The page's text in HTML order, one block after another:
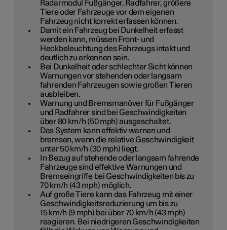
Radarmodul Fußgänger, Radfahrer, größere
Tiere oder Fahrzeuge vor dem eigenen
Fahrzeug nicht korrekt erfassen können.
Damit ein Fahrzeug bei Dunkelheit erfasst
werden kann, müssen Front- und
Heckbeleuchtung des Fahrzeugs intakt und
deutlich zu erkennen sein.
Bei Dunkelheit oder schlechter Sicht können
Warnungen vor stehenden oder langsam
fahrenden Fahrzeugen sowie großen Tieren
ausbleiben.
Warnung und Bremsmanöver für Fußgänger
und Radfahrer sind bei Geschwindigkeiten
über80 km/h (50 mph) ausgeschaltet.
Das System kann effektiv warnen und
bremsen, wenn die relative Geschwindigkeit
unter50 km/h (30 mph) liegt.
In Bezug auf stehende oder langsam fahrende
Fahrzeuge sind effektive Warnungen und
Bremseingriffe bei Geschwindigkeiten bis zu
70 km/h (43 mph) möglich.
Auf große Tiere kann das Fahrzeug mit einer
Geschwindigkeitsreduzierung um bis zu
15 km/h (9 mph) bei über 70 km/h (43 mph)
reagieren. Bei niedrigeren Geschwindigkeiten